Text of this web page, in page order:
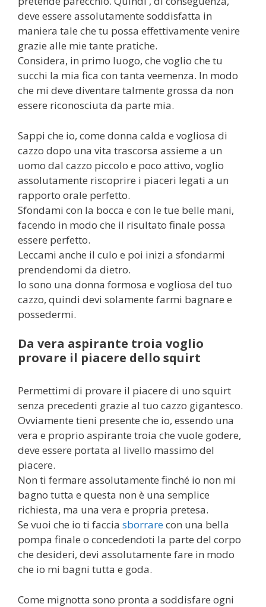
deve essere assolutamente soddisfatta in
maniera tale che tu possa effettivamente venire
grazie alle mie tante pratiche.
Considera, in primo luogo, che voglio che tu
succhi la mia fica con tanta veemenza. In modo
che mi deve diventare talmente grossa da non
essere riconosciuta da parte mia.
Sappi che io, come donna calda e vogliosa di
cazzo dopo una vita trascorsa assieme a un
uomo dal cazzo piccolo e poco attivo, voglio
assolutamente riscoprire i piaceri legati a un
rapporto orale perfetto.
Sfondami con la bocca e con le tue belle mani,
facendo in modo che il risultato finale possa
essere perfetto.
Leccami anche il culo e poi inizi a sfondarmi
prendendomi da dietro.
Io sono una donna formosa e vogliosa del tuo
cazzo, quindi devi solamente farmi bagnare e
possedermi.
Da vera aspirante troia voglio
provare il piacere dello squirt
Permettimi di provare il piacere di uno squirt
senza precedenti grazie al tuo cazzo gigantesco.
Ovviamente tieni presente che io, essendo una
vera e proprio aspirante troia che vuole godere,
deve essere portata al livello massimo del
piacere.
Non ti fermare assolutamente finché io non mi
bagno tutta e questa non è una semplice
richiesta, ma una vera e propria pretesa.
Se vuoi che io ti faccia sborrarecon una bella
pompa finale o concedendoti la parte del corpo
che desideri, devi assolutamente fare in modo
che io mi bagni tutta e goda.
Come mignotta sono pronta a soddisfare ogni